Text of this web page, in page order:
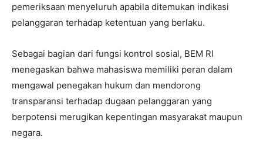
pemeriksaan menyeluruh apabila ditemukan indikasi
pelanggaran terhadap ketentuan yang berlaku.
Sebagai bagian dari fungsi kontrol sosial, BEM RI
menegaskan bahwa mahasiswa memiliki peran dalam
mengawal penegakan hukum dan mendorong
transparansi terhadap dugaan pelanggaran yang
berpotensi merugikan kepentingan masyarakat maupun
negara.